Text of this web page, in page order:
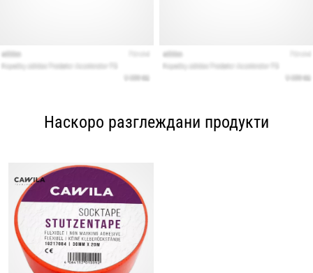
Наскоро разглеждани продукти